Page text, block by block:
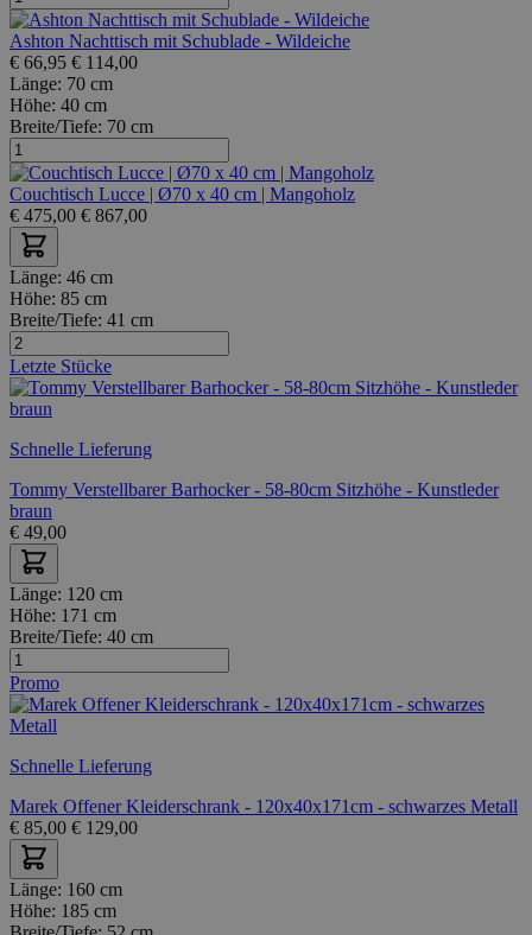
Ashton Nachttisch mit Schublade - Wildeiche
€ 66,95 € 114,00
Länge: 70 cm
Höhe: 40 cm
Breite/Tiefe: 70 cm
Couchtisch Lucce | Ø70 x 40 cm | Mangoholz
€ 475,00 € 867,00
Länge: 46 cm
Höhe: 85 cm
Breite/Tiefe: 41 cm
Letzte Stücke
Schnelle Lieferung
Tommy Verstellbarer Barhocker - 58-80cm Sitzhöhe - Kunstleder
braun
€ 49,00
Länge: 120 cm
Höhe: 171 cm
Breite/Tiefe: 40 cm
Promo
Schnelle Lieferung
Marek Offener Kleiderschrank - 120x40x171cm - schwarzes Metall
€ 85,00 € 129,00
Länge: 160 cm
Höhe: 185 cm